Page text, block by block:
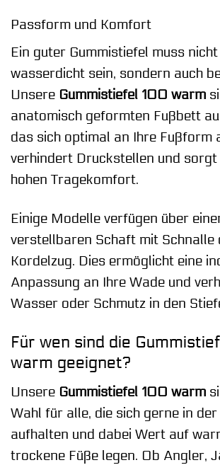
Passform und Komfort
Ein guter Gummistiefel muss
wasserdicht sein, sondern auch
Unsere Gummistiefel 100 warm
anatomisch geformten Fußbett
das sich optimal an Ihre Fußform
verhindert Druckstellen und sorgt
hohen Tragekomfort.
Einige Modelle verfügen über
verstellbaren Schaft mit Schnalle
Kordelzug. Dies ermöglicht eine
Anpassung an Ihre Wade und
Wasser oder Schmutz in den
Für wen sind die
warm geeignet?
Unsere Gummistiefel 100 warm
Wahl für alle, die sich gerne in
aufhalten und dabei Wert auf
trockene Füße legen. Ob Angler,